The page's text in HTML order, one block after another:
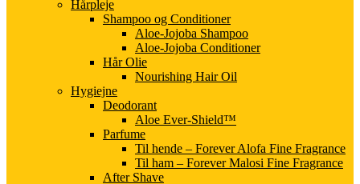
Hårpleje
Shampoo og Conditioner
Aloe-Jojoba Shampoo
Aloe-Jojoba Conditioner
Hår Olie
Nourishing Hair Oil
Hygiejne
Deodorant
Aloe Ever-Shield™
Parfume
Til hende – Forever Alofa Fine Fragrance
Til ham – Forever Malosi Fine Fragrance
After Shave